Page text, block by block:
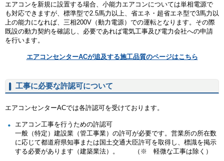
エアコンを新規に設置する場合、小能力エアコンについては単相電源で
も対応できますが、標準型で2.5馬力以上、省エネ・超省エネ型で3馬力以
上の能力になれば、三相200V（動力電源）での運転となります。その際
既設の動力契約を確認し、必要であれば電気工事及び電力会社への申請
を行います。
エアコンセンターACが追及する施工品質のページはこちら
工事に必要な許認可について
エアコンセンターACでは各許認可を受けております。
エアコン工事を行うための許認可
一般（特定）建設業（管工事業）の許可が必要です。営業所の所在数
に応じて都道府県知事または国土交通大臣許可を取得し、標識を掲示
する必要があります（建築業法）。 （※ 軽微な工事は除く）